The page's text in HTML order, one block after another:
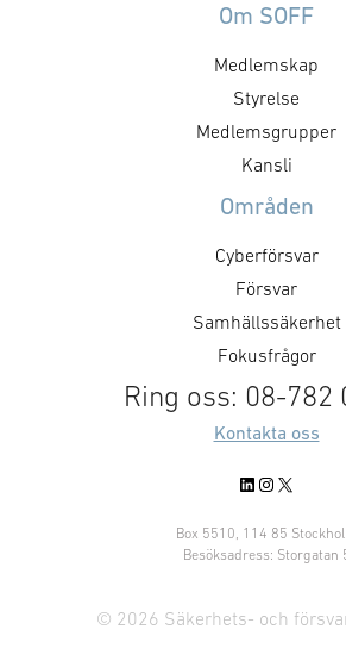
Om SOFF
Medlemskap
Styrelse
Medlemsgrupper
Kansli
Områden
Cyberförsvar
Försvar
Samhällssäkerhet
Fokusfrågor
Ring oss: 08-782
Kontakta oss
LinkedIn
Instagram
X
Box 5510, 114 85
Besöksadress: Storgatan
© 2026 Säkerhets- och